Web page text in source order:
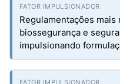
Regulamentações mais
biossegurança e
impulsionando